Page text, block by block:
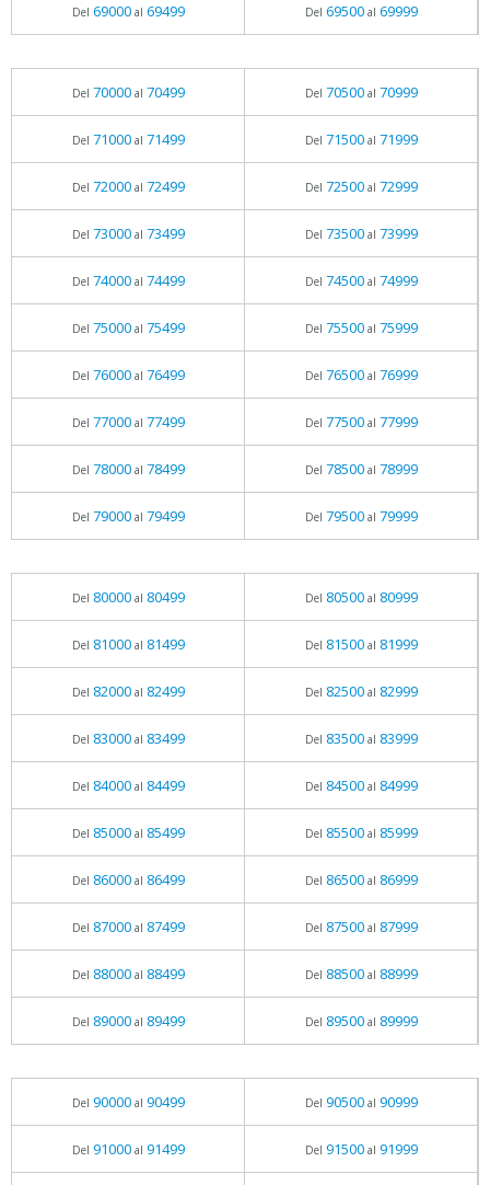
Del 69000al 69499 Del 69500al 69999
Del 70000al 70499 Del 70500al 70999
Del 71000al 71499 Del 71500al 71999
Del 72000al 72499 Del 72500al 72999
Del 73000al 73499 Del 73500al 73999
Del 74000al 74499 Del 74500al 74999
Del 75000al 75499 Del 75500al 75999
Del 76000al 76499 Del 76500al 76999
Del 77000al 77499 Del 77500al 77999
Del 78000al 78499 Del 78500al 78999
Del 79000al 79499 Del 79500al 79999
Del 80000al 80499 Del 80500al 80999
Del 81000al 81499 Del 81500al 81999
Del 82000al 82499 Del 82500al 82999
Del 83000al 83499 Del 83500al 83999
Del 84000al 84499 Del 84500al 84999
Del 85000al 85499 Del 85500al 85999
Del 86000al 86499 Del 86500al 86999
Del 87000al 87499 Del 87500al 87999
Del 88000al 88499 Del 88500al 88999
Del 89000al 89499 Del 89500al 89999
Del 90000al 90499 Del 90500al 90999
Del 91000al 91499 Del 91500al 91999